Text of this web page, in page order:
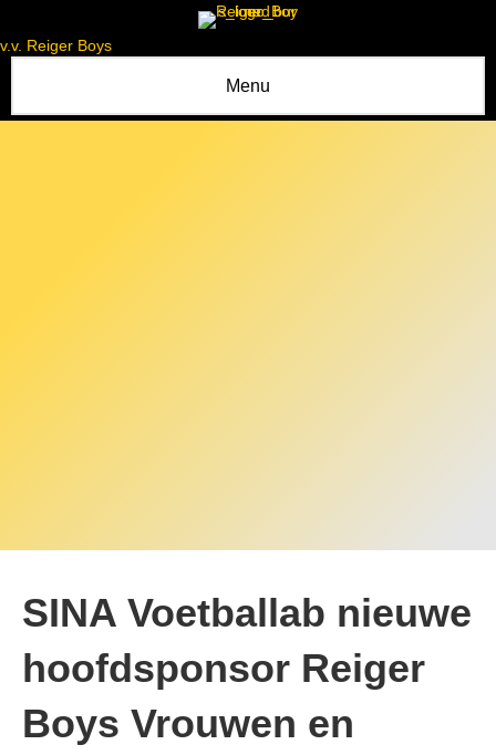
v.v. Reiger Boys
Menu
SINA Voetballab nieuwe
hoofdsponsor Reiger
Boys Vrouwen en